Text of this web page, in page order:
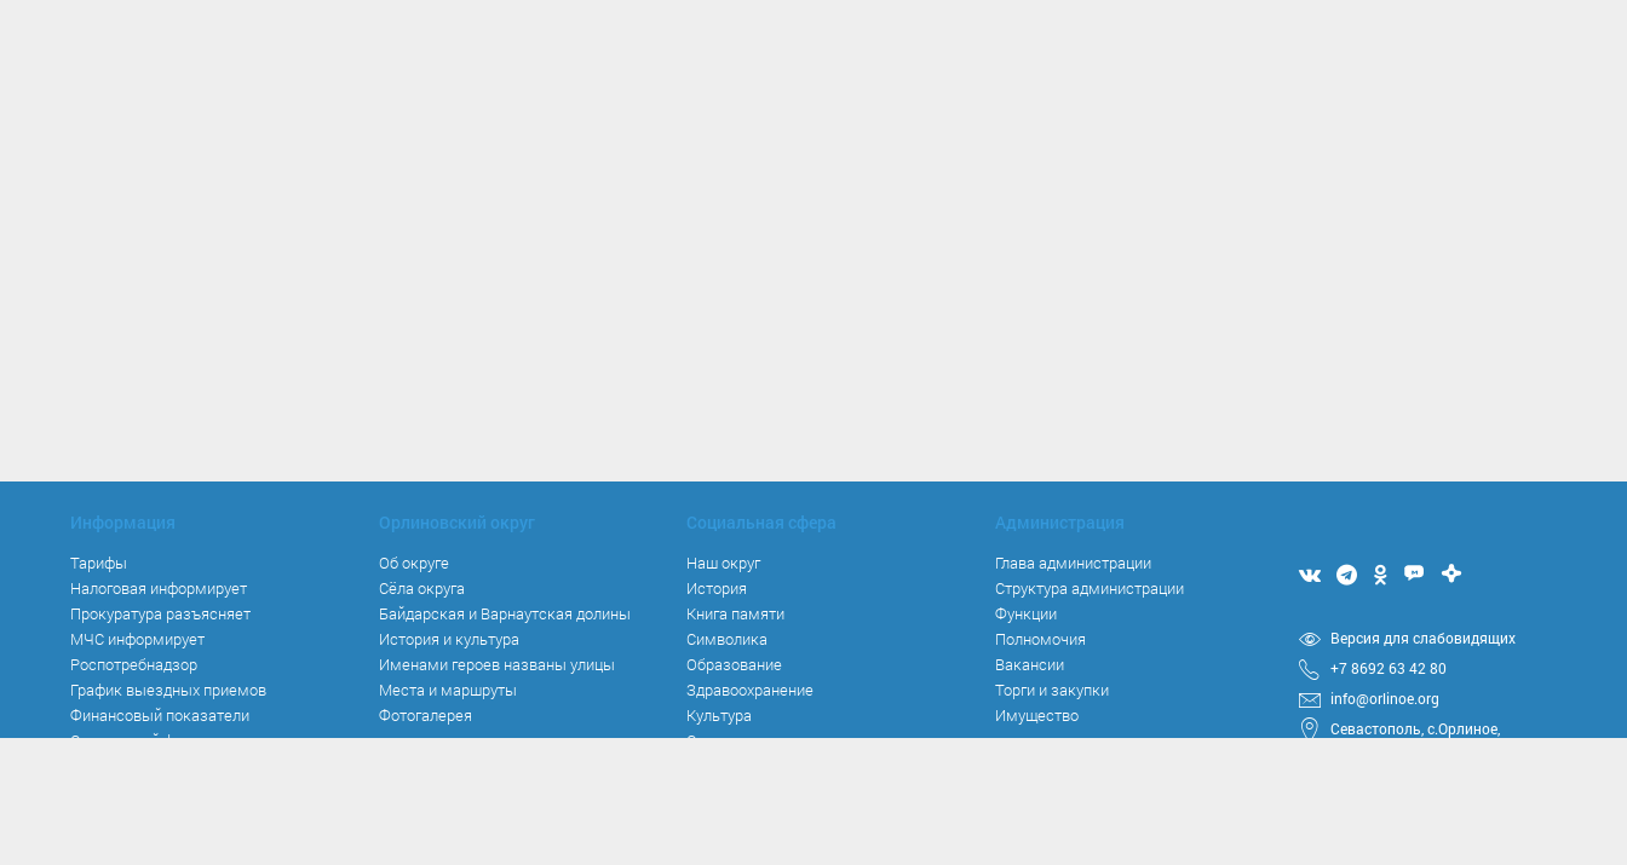
Информация
Тарифы
Налоговая информирует
Прокуратура разъясняет
МЧС информирует
Роспотребнадзор
График выездных приемов
Финансовый показатели
Социальный фонд
Орлиновский округ
Об округе
Сёла округа
Байдарская и Варнаутская долины
История и культура
Именами героев названы улицы
Места и маршруты
Фотогалерея
Социальная сфера
Наш округ
История
Книга памяти
Символика
Образование
Здравоохранение
Культура
Спорт
Администрация
Глава администрации
Структура администрации
Функции
Полномочия
Вакансии
Торги и закупки
Имущество
МыМы
Telegram
Мы
одноклассниках
Мы
Max
Мы
Дзен
Версия для слабовидящих
+7 8692 63 42 80
info@orlinoe.org
Севастополь, с.Орлиное,